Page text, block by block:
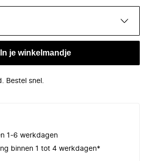
In je winkelmandje
Bestel snel.
1-6 werkdagen
binnen 1 tot 4 werkdagen*